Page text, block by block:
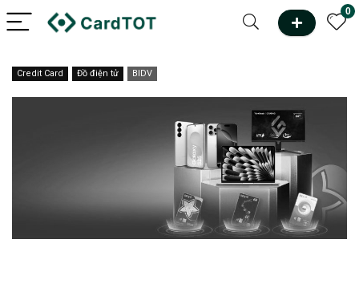
0
Credit Card Đồ điện tử BIDV